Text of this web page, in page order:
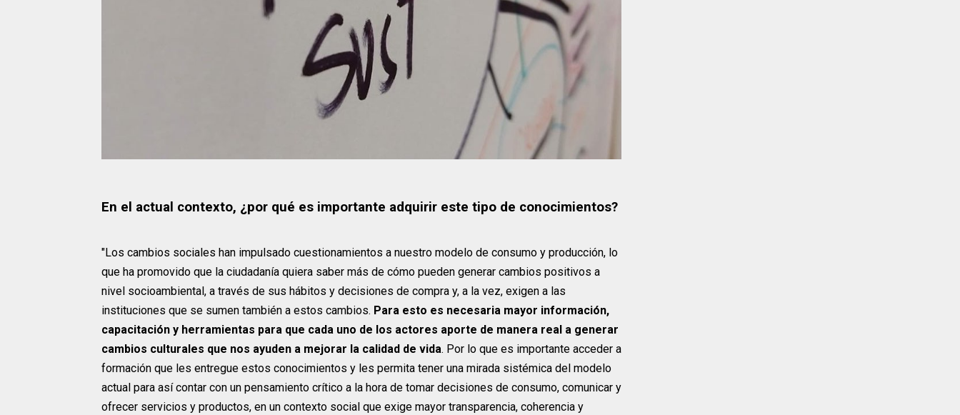
En el actual contexto, ¿por qué es importante adquirir este tipo de conocimientos?
"Los cambios sociales han impulsado cuestionamientos a nuestro modelo de consumo y producción, lo
que ha promovido que la ciudadanía quiera saber más de cómo pueden generar cambios positivos a
nivel socioambiental, a través de sus hábitos y decisiones de compra y, a la vez, exigen a las
instituciones que se sumen también a estos cambios. Para esto es necesaria mayor información,
capacitación y herramientas para que cada uno de los actores aporte de manera real a generar
cambios culturales que nos ayuden a mejorar la calidad de vida. Por lo que es importante acceder a
formación que les entregue estos conocimientos y les permita tener una mirada sistémica del modelo
actual para así contar con un pensamiento crítico a la hora de tomar decisiones de consumo, comunicar y
ofrecer servicios y productos, en un contexto social que exige mayor transparencia, coherencia y